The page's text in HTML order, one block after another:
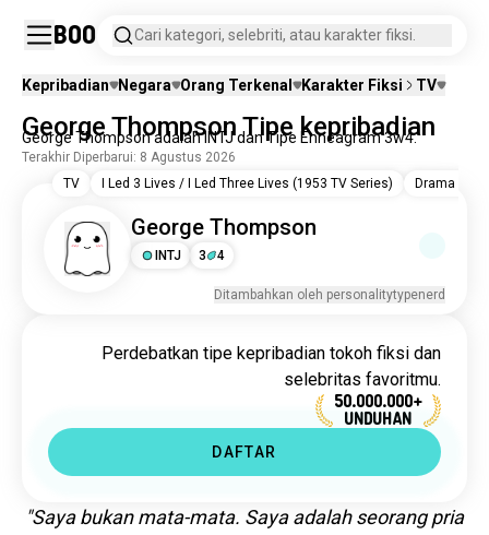
Boo Cari kategori, selebriti, atau karakter fiksi.
Kepribadian Negara Orang Terkenal Karakter Fiksi TV
George Thompson Tipe kepribadian
George Thompson adalah INTJ dan Tipe Enneagram 3w4.
Terakhir Diperbarui: 8 Agustus 2026
George Thompson
INTJ 3 4
TV I Led 3 Lives / I Led Three Lives (1953 TV Series) Drama TV
Ditambahkan oleh personalitytypenerd
Perdebatkan tipe kepribadian tokoh fiksi dan
selebritas favoritmu.
50.000.000+
UNDUHAN
DAFTAR
"Saya bukan mata-mata. Saya adalah seorang pria